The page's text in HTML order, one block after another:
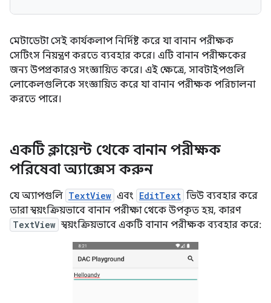
মেটাডেটা সেই কার্যকলাপ নির্দিষ্ট করে যা বানান পরীক্ষক
সেটিংস নিয়ন্ত্রণ করতে ব্যবহার করে। এটি বানান পরীক্ষকের
জন্য উপপ্রকারও সংজ্ঞায়িত করে। এই ক্ষেত্রে, সাবটাইপগুলি
লোকেলগুলিকে সংজ্ঞায়িত করে যা বানান পরীক্ষক পরিচালনা
করতে পারে।
একটি ক্লায়েন্ট থেকে বানান পরীক্ষক
পরিষেবা অ্যাক্সেস করুন
যে অ্যাপগুলি TextView এবং EditText ভিউ ব্যবহার করে
তারা স্বয়ংক্রিয়ভাবে বানান পরীক্ষা থেকে উপকৃত হয়, কারণ
TextView স্বয়ংক্রিয়ভাবে একটি বানান পরীক্ষক ব্যবহার করে: